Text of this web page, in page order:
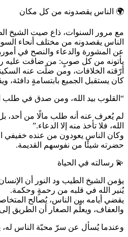
🌍 الناس يقصدونه من كل مكان
مع مرور السنوات، ذاع صيت الشيخ
الناس يقصدونه من مختلف أنحاء
عن المشورة والدعاء والنصح في
يأتونه من كل صوبٍ: من ضاقت عليه
أرّقته الخلافات، ومن ضلّت عنه
كان يستقبل الجميع بابتسامةٍ دافئة،
“القلوب بيد الله، ومن صدق في طلب
لم يُعرف عنه أنه طلب مالًا من أحد،
الله، فلا تأخذ منه إلا الدعاء.”
وكان الناس يعودون من عنده خفيفي
حضرته شيئًا من نفوسهم القديمة.
💫 رسالته في الحياة
يؤمن الشيخ الطيب ود النور أن
يُنير الله في قلبه من رحمةٍ وحكمة.
يقضي أيامه بين الناس، يُصالح
والعفاف، ويعلّم الصغار أن الطريق
وعندما يُسأل عن سرّ محبّة الناس له،